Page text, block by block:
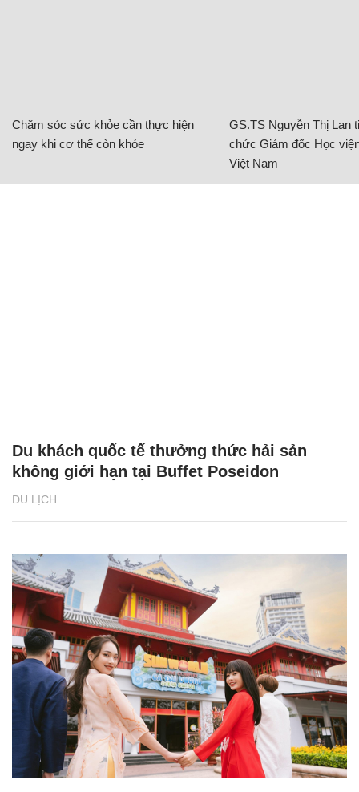
Chăm sóc sức khỏe cần thực hiện
ngay khi cơ thể còn khỏe
GS.TS Nguyễn Thị Lan
chức Giám đốc Học
Việt Nam
DU LỊCH
Du khách quốc tế thưởng thức hải sản
không giới hạn tại Buffet Poseidon